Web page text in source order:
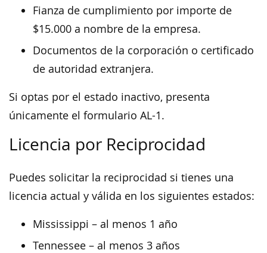
Fianza de cumplimiento por importe de
$15.000 a nombre de la empresa.
Documentos de la corporación o certificado
de autoridad extranjera.
Si optas por el estado inactivo, presenta
únicamente el formulario AL-1.
Licencia por Reciprocidad
Puedes solicitar la reciprocidad si tienes una
licencia actual y válida en los siguientes estados:
Mississippi – al menos 1 año
Tennessee – al menos 3 años